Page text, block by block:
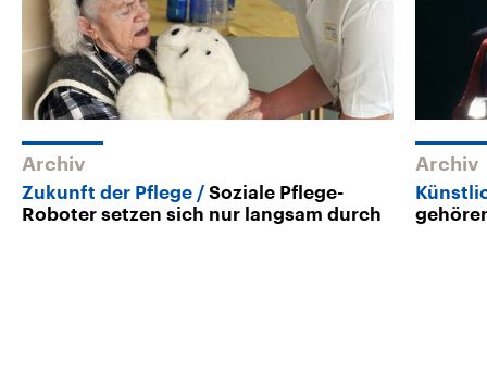
Archiv
Zukunft der Pflege
Soziale Pflege-
Roboter setzen sich nur langsam durch
Archiv